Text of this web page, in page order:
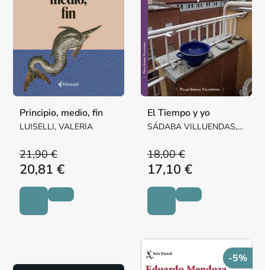
Principio, medio, fin
LUISELLI, VALERIA
21,90 €
20,81 €
El Tiempo y yo
SÁDABA VILLUENDAS,
18,00 €
17,10 €
-5%